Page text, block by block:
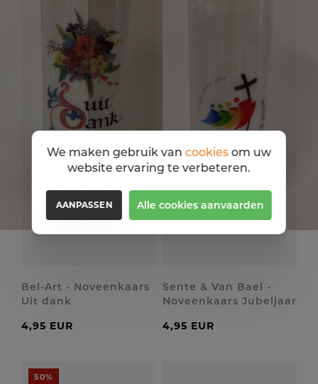
Bel-Art - Noveenkaars
Uit dank
4,95 EUR
Sente & Van Bael -
Noveenkaars Jubeljaar
4,95 EUR
50%
We maken gebruik van cookiesom uw
website ervaring te verbeteren.
AANPASSEN Alle cookies aanvaarden